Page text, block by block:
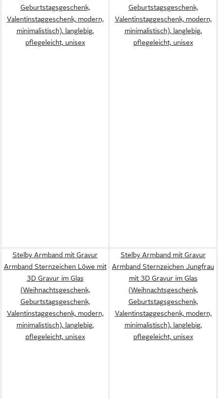
Geburtstagsgeschenk,
Valentinstaggeschenk, modern,
minimalistisch), langlebig,
pflegeleicht, unisex
Geburtstagsgeschenk,
Valentinstaggeschenk, modern,
minimalistisch), langlebig,
pflegeleicht, unisex
Stelby Armband mit Gravur
Armband Sternzeichen Löwe mit
3D Gravur im Glas
(Weihnachtsgeschenk,
Geburtstagsgeschenk,
Valentinstaggeschenk, modern,
minimalistisch), langlebig,
pflegeleicht, unisex
Stelby Armband mit Gravur
Armband Sternzeichen Jungfrau
mit 3D Gravur im Glas
(Weihnachtsgeschenk,
Geburtstagsgeschenk,
Valentinstaggeschenk, modern,
minimalistisch), langlebig,
pflegeleicht, unisex